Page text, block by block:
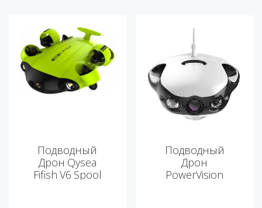
Подводный
Дрон Qysea
Fifish V6 Spool
Подводный
Дрон
PowerVision